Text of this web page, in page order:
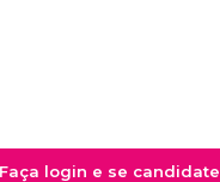
Faça login e se candidate